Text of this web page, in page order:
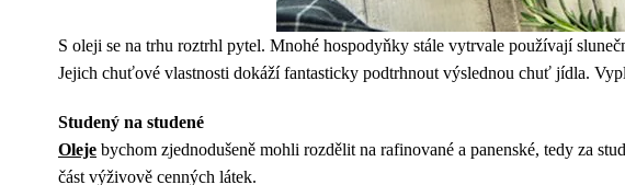
S oleji se na trhu roztrhl pytel. Mnohé hospodyňky stále vytrvale používají
Jejich chuťové vlastnosti dokáží fantasticky podtrhnout výslednou chuť jídla.
Studený na studené
Oleje bychom zjednodušeně mohli rozdělit na rafinované a panenské, tedy za
část výživově cenných látek.